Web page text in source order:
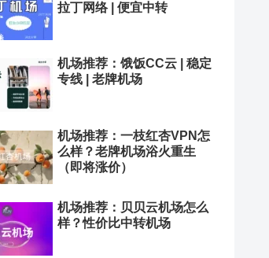
拉丁网络 | 便宜中转
机场推荐：饿饭CC云 | 稳定
专线 | 老牌机场
机场推荐：一枝红杏VPN怎
么样？老牌机场浴火重生
（即将涨价）
机场推荐：贝贝云机场怎么
样？性价比中转机场